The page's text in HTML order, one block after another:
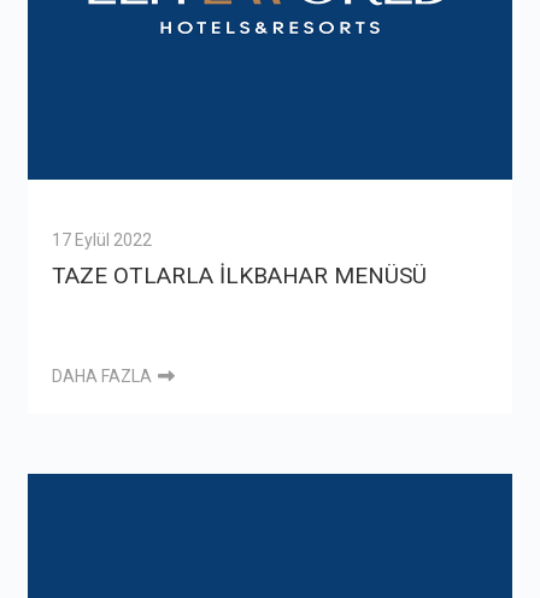
17 Eylül 2022
TAZE OTLARLA İLKBAHAR MENÜSÜ
DAHA FAZLA